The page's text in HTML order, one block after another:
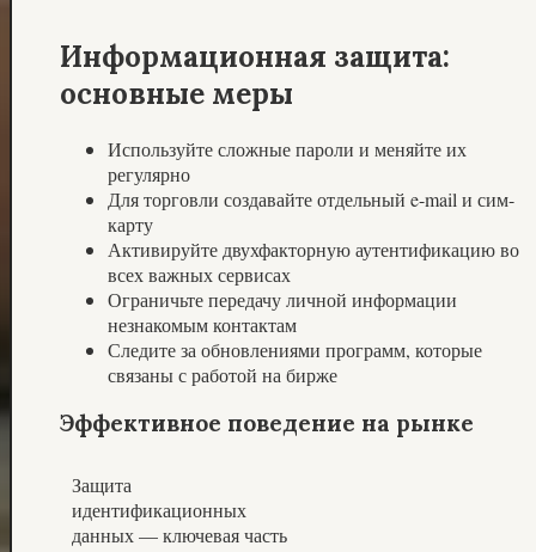
Информационная защита:
основные меры
Используйте сложные пароли и меняйте их
регулярно
Для торговли создавайте отдельный e-mail и сим-
карту
Активируйте двухфакторную аутентификацию во
всех важных сервисах
Ограничьте передачу личной информации
незнакомым контактам
Следите за обновлениями программ, которые
связаны с работой на бирже
Эффективное поведение на рынке
Защита
идентификационных
данных — ключевая часть